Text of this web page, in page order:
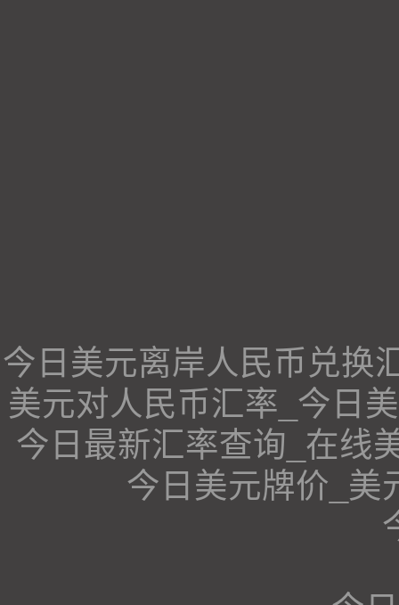
今日美元离岸人民币兑换
美元对人民币汇率_今日
今日最新汇率查询_在线
今日美元牌价_美